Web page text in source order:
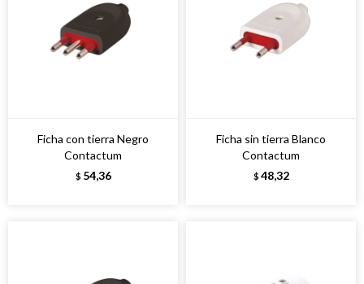
Ficha con tierra Negro
Contactum
$ 54,36
Ficha sin tierra Blanco
Contactum
$ 48,32